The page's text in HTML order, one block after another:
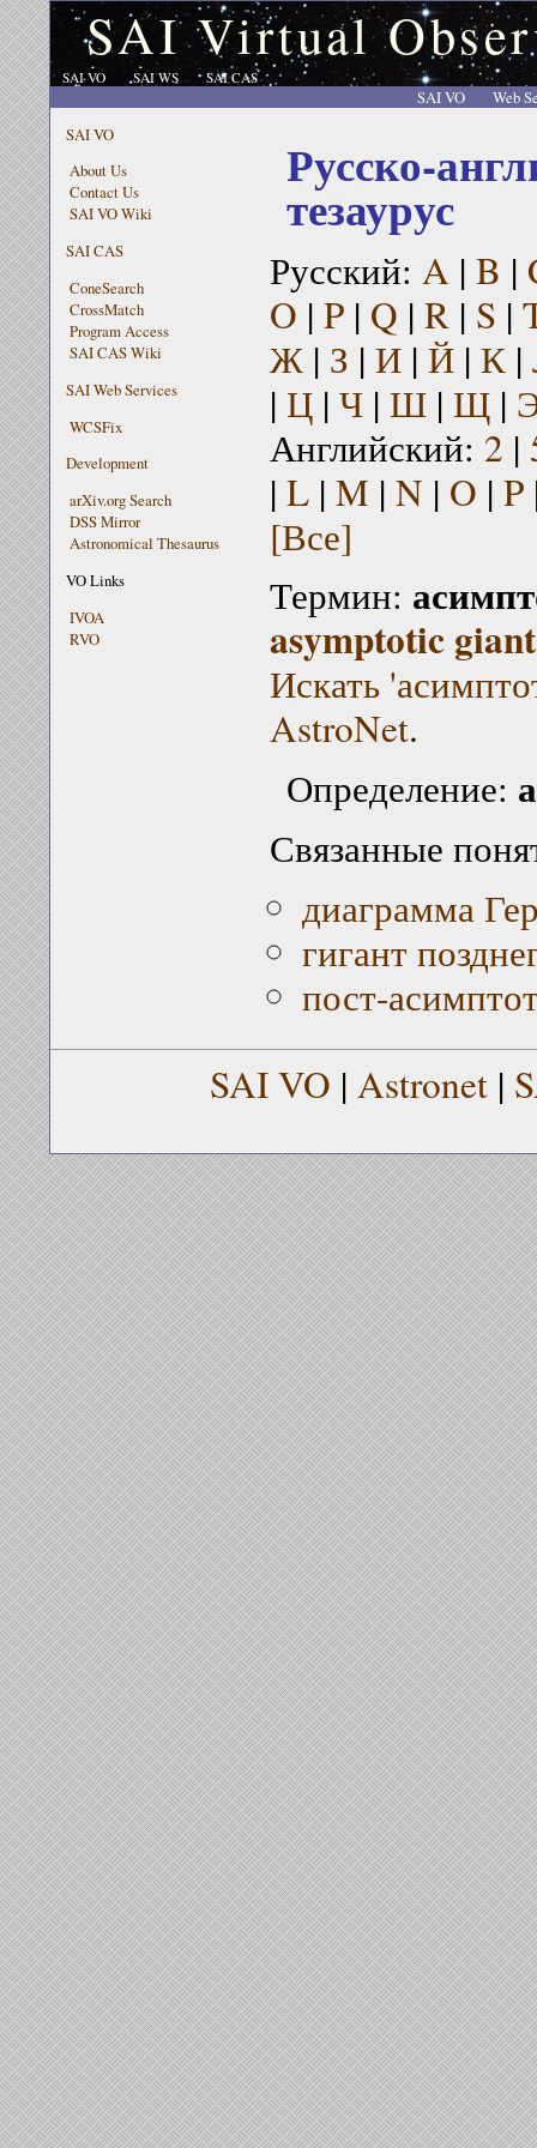
SAI Virtual
SAI VO SAI WS SAI CAS
SAI VO
Web
SAI VO
About Us
Contact Us
SAI VO Wiki
SAI CAS
ConeSearch
CrossMatch
Program Access
SAI CAS Wiki
SAI Web Services
WCSFix
Development
arXiv.org Search
DSS Mirror
Astronomical Thesaurus
VO Links
IVOA
RVO
Русско-
тезаурус
Русский: A | B |
O | P| Q | R| S |
Ж| З | И| Й| К|
| Ц| Ч| Ш| Щ|
Английский: 2 |
| L| M | N | O | P
[Все]
Термин:
asymptotic
Искать
AstroNet.
Определение:
Связанные
диаграмма
гигант
пост-
SAI VO | Astronet |